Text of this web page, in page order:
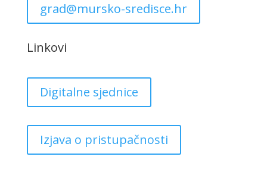
grad@mursko-sredisce.hr
Linkovi
Digitalne sjednice
Izjava o pristupačnosti